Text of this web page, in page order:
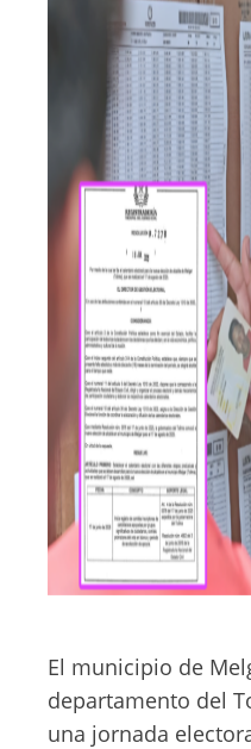
El municipio de
departamento del
una jornada